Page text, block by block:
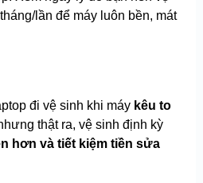
lần để máy luôn bền, mát
đi vệ sinh khi máy kêu to
thật ra, vệ sinh định kỳ
hơn và tiết kiệm tiền sửa